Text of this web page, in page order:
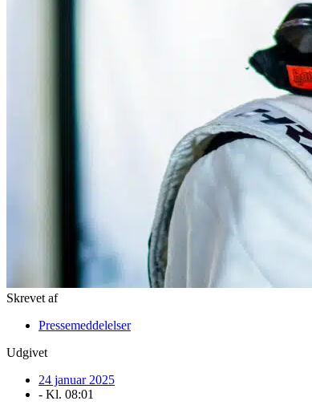
Skrevet af
Pressemeddelelser
Udgivet
24 januar 2025
- Kl. 08:01